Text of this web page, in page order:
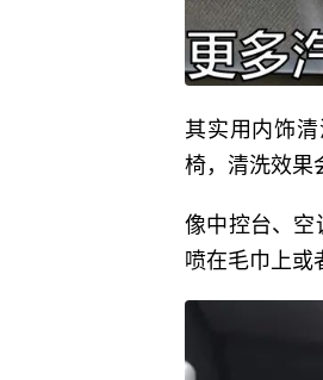
其实用内饰
椅，清洗效果
像中控台、
喷在毛巾上或